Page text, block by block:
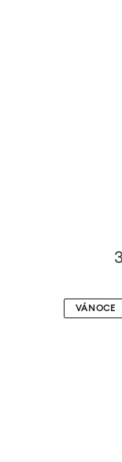
VÁNOCE